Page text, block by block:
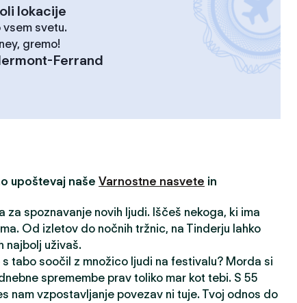
lokacije
vsem svetu.
gremo!
Ferrand
upoštevaj naše Varnostne nasvete in
za spoznavanje novih ljudi. Iščeš nekoga, ki ima
Od izletov do nočnih tržnic, na Tinderju lahko
najbolj uživaš.
tabo soočil z množico ljudi na festivalu? Morda si
spremembe prav toliko mar kot tebi. S 55
nam vzpostavljanje povezav ni tuje. Tvoj odnos do